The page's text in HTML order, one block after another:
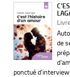
de
ponctué